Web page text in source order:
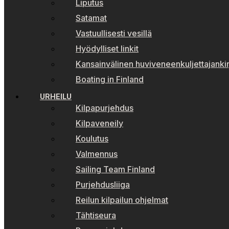
Liputus
Satamat
Vastuullisesti vesillä
Hyödylliset linkit
Kansainvälinen
Boating in Finland
URHEILU
Kilpapurjehdus
Kilpaveneily
Koulutus
Valmennus
Sailing Team Finland
Purjehdusliiga
Reilun kilpailun ohjelmat
Tähtiseura